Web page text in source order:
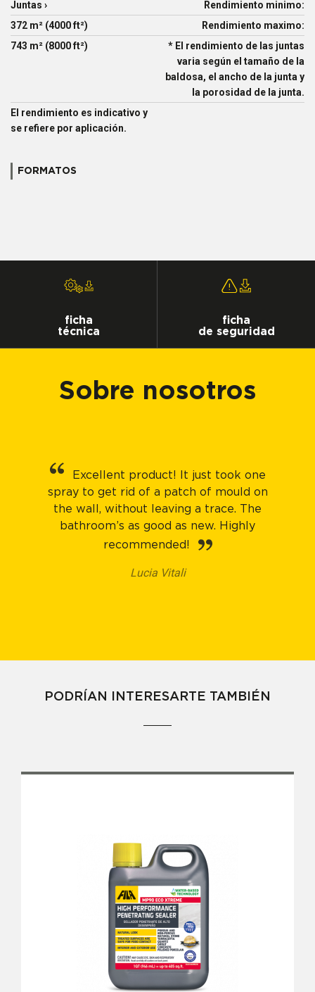
Juntas ›
Rendimiento minimo:
372 m² (4000 ft²)
Rendimiento maximo:
743 m² (8000 ft²)
* El rendimiento de las juntas
varia según el tamaño de la
baldosa, el ancho de la junta y
la porosidad de la junta.
El rendimiento es indicativo y
se refiere por aplicación.
FORMATOS
ficha
técnica
ficha
de seguridad
Sobre nosotros
Excellent product! It just took one
spray to get rid of a patch of mould on
the wall, without leaving a trace. The
bathroom’s as good as new. Highly
recommended!
Lucia Vitali
PODRÍAN INTERESARTE TAMBIÉN